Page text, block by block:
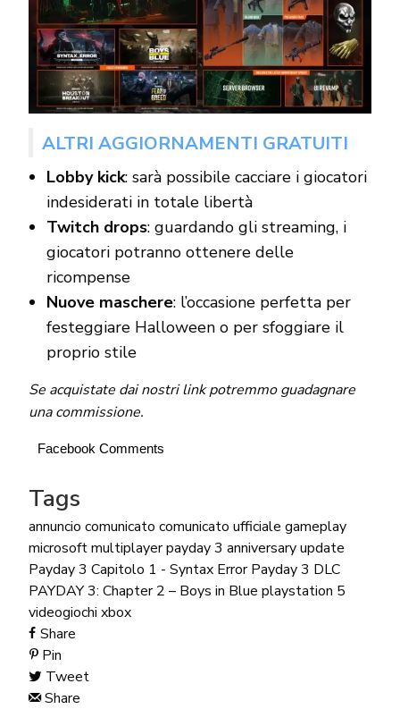
ALTRI AGGIORNAMENTI GRATUITI
Lobby kick: sarà possibile cacciare i giocatori
indesiderati in totale libertà
Twitch drops: guardando gli streaming, i
giocatori potranno ottenere delle
ricompense
Nuove maschere: l’occasione perfetta per
festeggiare Halloween o per sfoggiare il
proprio stile
Se acquistate dai nostri link potremmo guadagnare
una commissione.
Facebook Comments
Tags
annuncio comunicato comunicato ufficiale gameplay
microsoftmultiplayerpayday 3 anniversary update
Payday 3 Capitolo 1 - Syntax Error Payday 3 DLC
PAYDAY 3: Chapter 2 – Boys in Blue playstation 5
videogiochi xbox
Share
Pin
Tweet
Share